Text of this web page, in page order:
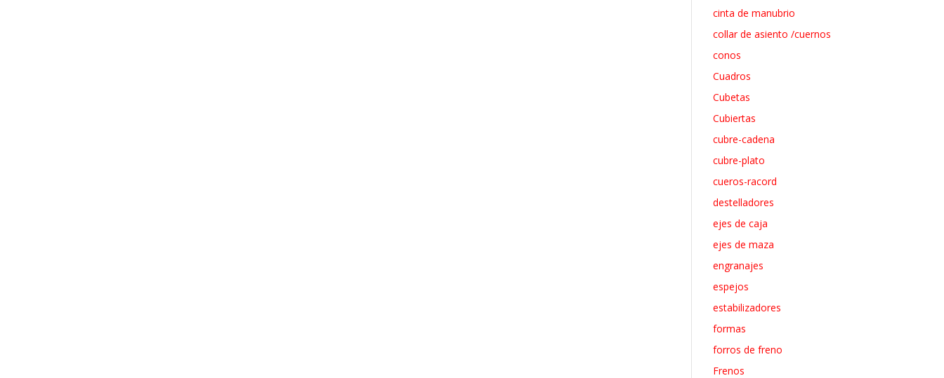
cinta de manubrio
collar de asiento /cuernos
conos
Cuadros
Cubetas
Cubiertas
cubre-cadena
cubre-plato
cueros-racord
destelladores
ejes de caja
ejes de maza
engranajes
espejos
estabilizadores
formas
forros de freno
Frenos